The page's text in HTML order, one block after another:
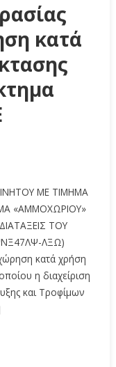
κατά
ΜΕ ΤΙΜΗΜΑ
«ΑΜΜΟΧΩΡΙΟΥ»
ΤΟΥ
ΛΞΩ)
κατά χρήση
η διαχείριση
και Τροφίμων